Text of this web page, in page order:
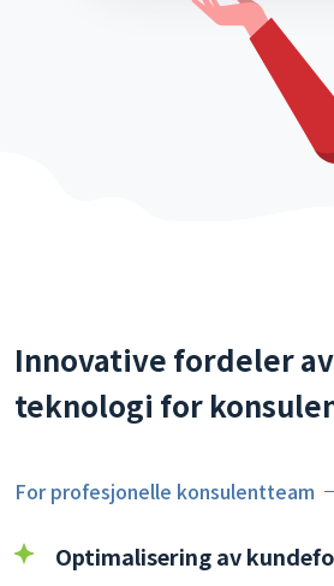
Innovative fordeler
teknologi for
For profesjonelle konsulentteam
Optimalisering av